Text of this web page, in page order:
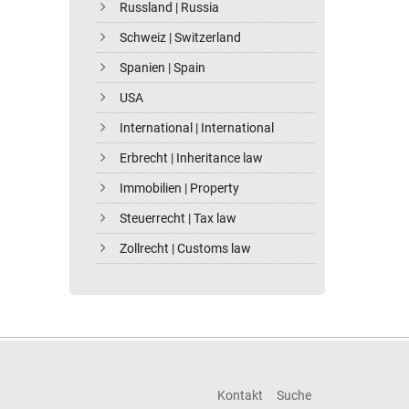
Russland | Russia
Schweiz | Switzerland
Spanien | Spain
USA
International | International
Erbrecht | Inheritance law
Immobilien | Property
Steuerrecht | Tax law
Zollrecht | Customs law
Kontakt Suche